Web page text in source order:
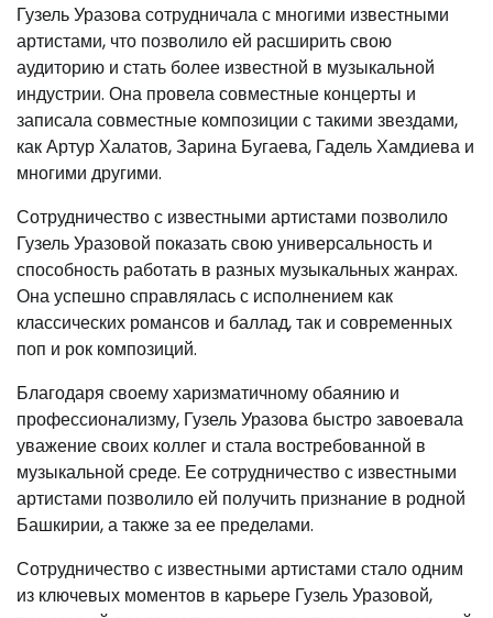
Гузель Уразова сотрудничала с многими известными
артистами, что позволило ей расширить свою
аудиторию и стать более известной в музыкальной
индустрии. Она провела совместные концерты и
записала совместные композиции с такими звездами,
как Артур Халатов, Зарина Бугаева, Гадель Хамдиева и
многими другими.
Сотрудничество с известными артистами позволило
Гузель Уразовой показать свою универсальность и
способность работать в разных музыкальных жанрах.
Она успешно справлялась с исполнением как
классических романсов и баллад, так и современных
поп и рок композиций.
Благодаря своему харизматичному обаянию и
профессионализму, Гузель Уразова быстро завоевала
уважение своих коллег и стала востребованной в
музыкальной среде. Ее сотрудничество с известными
артистами позволило ей получить признание в родной
Башкирии, а также за ее пределами.
Сотрудничество с известными артистами стало одним
из ключевых моментов в карьере Гузель Уразовой,